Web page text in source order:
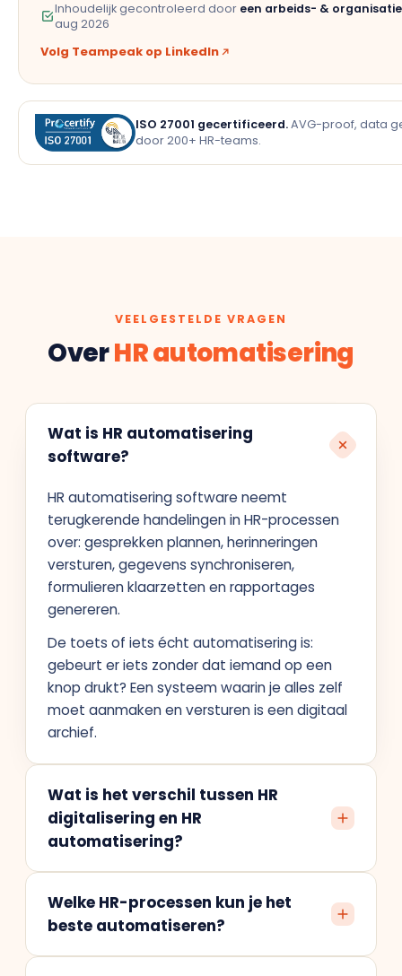
Inhoudelijk gecontroleerd door een arbeids- &
aug 2026
Volg Teampeak op LinkedIn
ISO 27001 gecertificeerd.AVG-proof, data
door 200+ HR-teams.
VEELGESTELDE VRAGEN
OverHR automatisering
Wat is HR automatisering
software?
HR automatisering software neemt
terugkerende handelingen in HR-processen
over: gesprekken plannen, herinneringen
versturen, gegevens synchroniseren,
formulieren klaarzetten en rapportages
genereren.
De toets of iets écht automatisering is:
gebeurt er iets zonder dat iemand op een
knop drukt? Een systeem waarin je alles zelf
moet aanmaken en versturen is een digitaal
archief.
Wat is het verschil tussen HR
digitalisering en HR
automatisering?
Welke HR-processen kun je het
beste automatiseren?